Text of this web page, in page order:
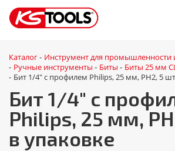
Каталог - Инструмент для промышленности
- Ручные инструменты - Биты - Биты 25 мм
- Бит 1/4" с профилем Philips, 25 мм, РН2, 5
Бит 1/4" с
Philips, 25 мм,
в упаковке